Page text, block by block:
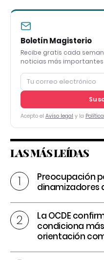
Boletín Magisterio
Recibe gratis cada
noticias más
Acepto el Aviso legal y la
LAS MÁS LEÍDAS
Preocupación
dinamizadores
La OCDE
condiciona
orientación